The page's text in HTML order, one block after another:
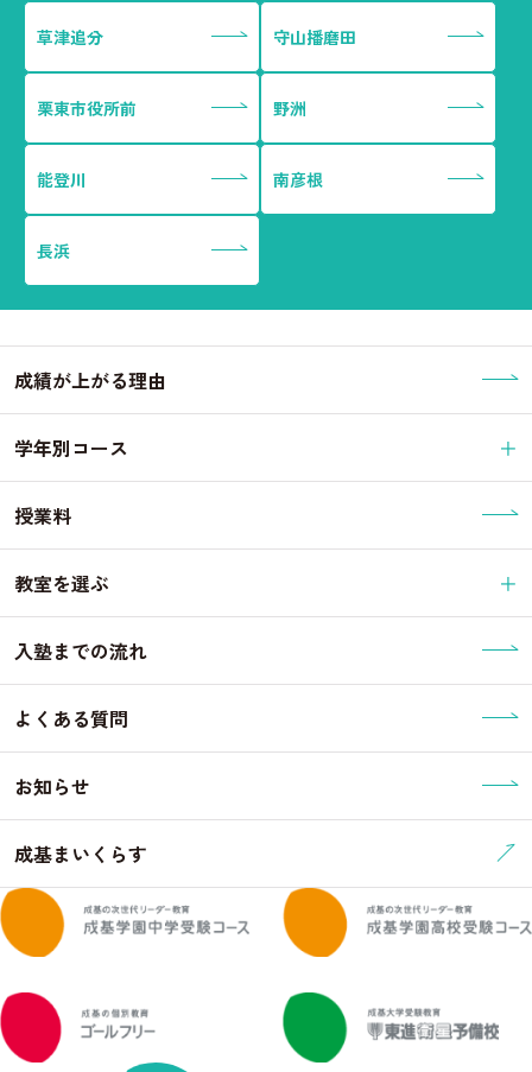
草津追分 守山播磨田
栗東市役所前 野洲
能登川 南彦根
長浜
成績が上がる理由
学年別コース
授業料
教室を選ぶ
入塾までの流れ
よくある質問
お知らせ
成基まいくらす